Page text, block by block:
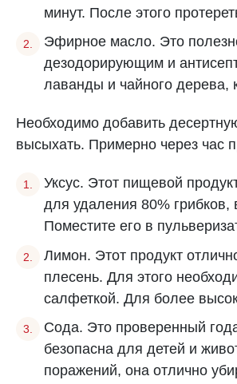
минут. После этого
Эфирное масло. Это
дезодорирующим и
лаванды и чайного дерева,
Необходимо добавить
высыхать. Примерно через час
Уксус. Этот пищевой
для удаления 80%
Поместите его в
Лимон. Этот продукт
плесень. Для этого
салфеткой. Для более
Сода. Это проверенный
безопасна для детей и
поражений, она отлично